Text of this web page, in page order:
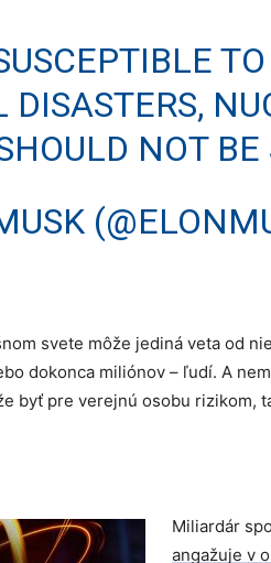
DISASTERS,
NOT BE
svete môže jediná veta od
dokonca miliónov – ľudí. A
byť pre verejnú osobu rizikom,
Miliardár
angažuje v